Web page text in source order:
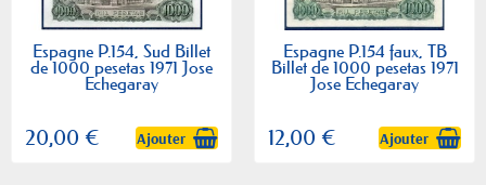
Espagne P.154, Sud Billet
de 1000 pesetas 1971 Jose
Echegaray
20,00 € Ajouter
Espagne P.154 faux, TB
Billet de 1000 pesetas 1971
Jose Echegaray
12,00 € Ajouter